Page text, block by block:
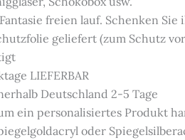
freien lauf. Schenken
geliefert (zum Schutz
LIEFERBAR
Deutschland 2-5 Tage
ein personalisiertes Produkt
oder